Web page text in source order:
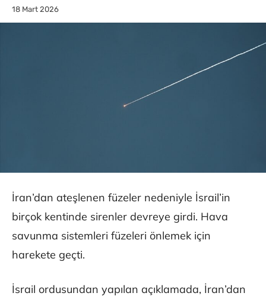
18 Mart 2026
İran’dan ateşlenen füzeler nedeniyle İsrail’in
birçok kentinde sirenler devreye girdi. Hava
savunma sistemleri füzeleri önlemek için
harekete geçti.
İsrail ordusundan yapılan açıklamada, İran’dan